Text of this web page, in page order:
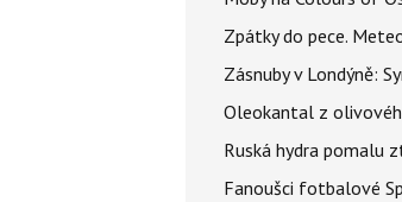
Zpátky do pece.
Zásnuby v Londýně:
Oleokantal z
Ruská hydra pomalu
Fanoušci fotbalové